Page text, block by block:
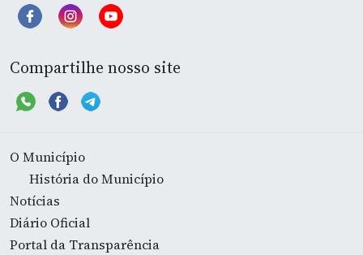
Compartilhe nosso site
O Município
História do Município
Notícias
Diário Oficial
Portal da Transparência